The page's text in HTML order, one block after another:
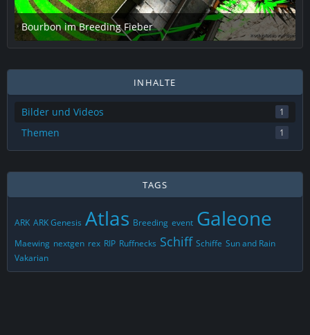
Bourbon im Breeding Fieber
7. Mai 2020 um 21:55
INHALTE
Bilder und Videos 1
Themen 1
TAGS
ARK ARK Genesis Atlas Breeding event Galeone
Maewing nextgen rex RIP Ruffnecks Schiff Schiffe Sun and Rain
Vakarian